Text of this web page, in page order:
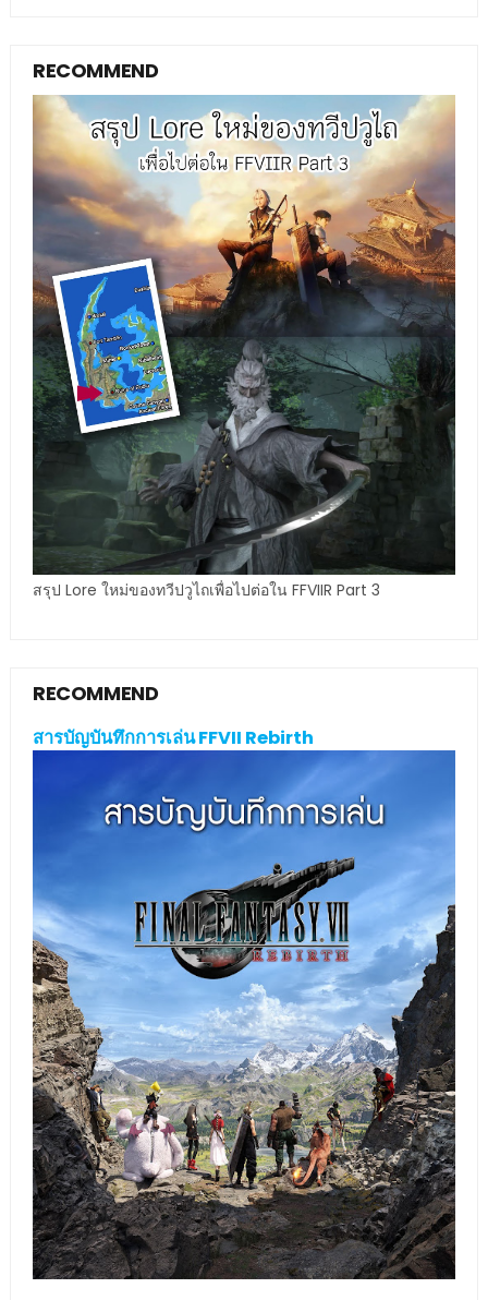
RECOMMEND
สรุป Lore ใหม่ของทวีปวูไถเพื่อไปต่อใน FFVIIR Part 3
RECOMMEND
สารบัญบันทึกการเล่น FFVII Rebirth